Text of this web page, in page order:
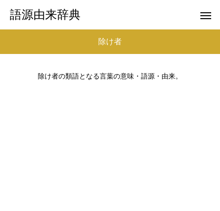
語源由来辞典
除け者
除け者の類語となる言葉の意味・語源・由来。